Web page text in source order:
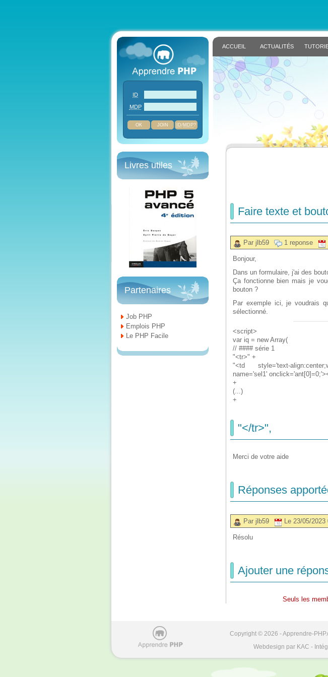
ACCUEIL ACTUALITÉS
Faire texte et
Par jlb59 1 reponse
Bonjour,
Dans un formulaire, j'ai des
Ça fonctionne bien mais je
bouton ?
Par exemple ici, je voudrais
sélectionné.
<script>
var iq = new Array(
// #### série 1
"<tr>" +
"<td style='text-
name='sel1'
+
(...)
+
"</tr>",
Merci de votre aide
Réponses
Par jlb59 Le 23/05/2023
Résolu
Ajouter une
Seuls les
ID
MDP
JOIN ID/MDP?
Livres utiles
Partenaires
Job PHP
Emplois PHP
Le PHP Facile
Copyright © 2026 - Apprendre-
Webdesign par KAC -